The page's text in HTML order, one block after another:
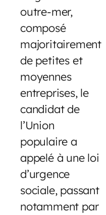
outre-mer,
composé
majoritairement
de petites et
moyennes
entreprises, le
candidat de
l’Union
populaire a
appelé à une loi
d’urgence
sociale, passant
notamment par